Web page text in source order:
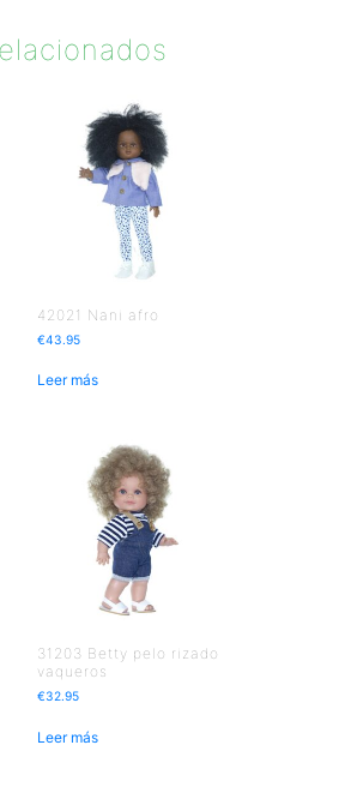
42021 Nani afro
€43.95
Leer más
31203 Betty pelo rizado
vaqueros
€32.95
Leer más